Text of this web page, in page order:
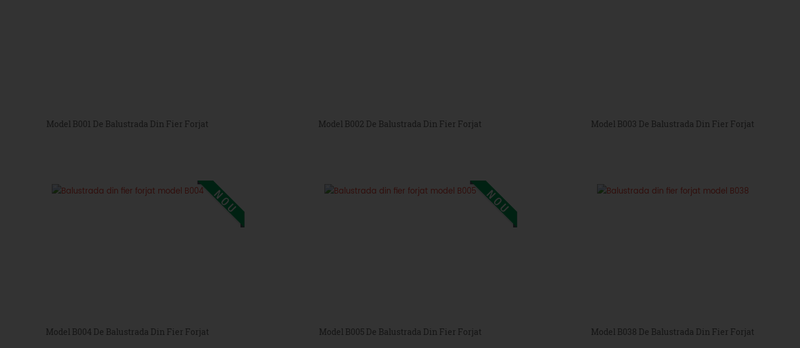
Model B001 De Balustrada Din Fier Forjat Model B002 De Balustrada Din Fier Forjat Model B003 De Balustrada Din Fier Forjat
Model B004 De Balustrada Din Fier Forjat Model B005 De Balustrada Din Fier Forjat Model B038 De Balustrada Din Fier Forjat